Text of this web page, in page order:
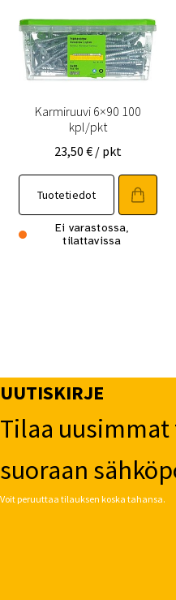
Karmiruuvi 6×90 100
kpl/pkt
23,50 € / pkt
Tuotetiedot
Ei varastossa,
tilattavissa
UUTISKIRJE
Tilaa
suoraan
Voit peruuttaa tilauksen koska tahansa.